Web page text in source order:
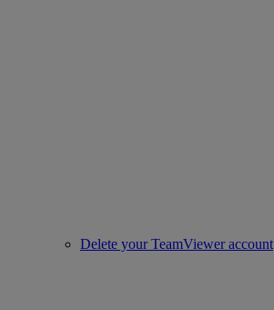
Delete your TeamViewer account